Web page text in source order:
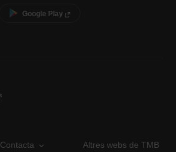
Google Play
Contacta Altres webs de TMB